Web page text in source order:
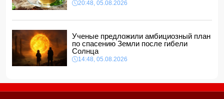
20:48, 05.08.2026
Ученые предложили амбициозный план
по спасению Земли после гибели
Солнца
14:48, 05.08.2026